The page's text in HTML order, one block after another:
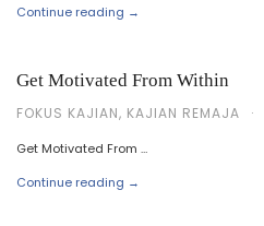
Continue reading →
Get Motivated From Within
FOKUS KAJIAN, KAJIAN REMAJA ·
Get Motivated From …
Continue reading →